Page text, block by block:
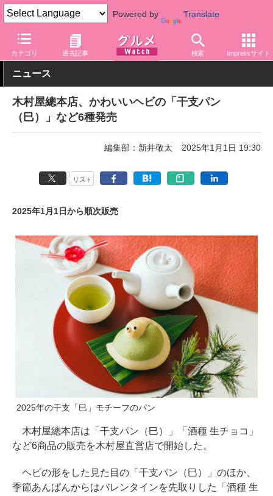
Powered by Translate
カテゴリ 過去記事 検索 Impressサイト
グルメ Watch 食品 パン・シリアル
ニュース
木村屋總本店、かわいいヘビの「干支パン
（巳）」など6種発売
編集部：新井敬太 2025年1月1日 19:30
リスト
2025年1月1日から順次販売
2025年の干支「巳」モチーフのパン
木村屋總本店は「干支パン（巳）」「酒種 生チョコ」
など6商品の販売を木村屋直営店で開始した。
ヘビの形をした見た目の「干支パン（巳）」のほか、
季節あんぱんからはバレンタインを先取りした「酒種 生